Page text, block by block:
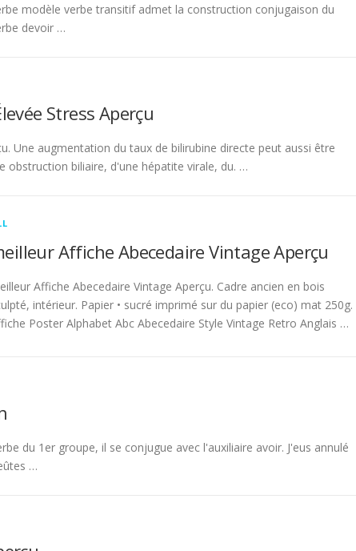
modèle verbe transitif admet la construction conjugaison du
devoir …
Stress Aperçu
Une augmentation du taux de bilirubine directe peut aussi être
obstruction biliaire, d'une hépatite virale, du. …
Affiche Abecedaire Vintage Aperçu
Affiche Abecedaire Vintage Aperçu. Cadre ancien en bois
intérieur. Papier • sucré imprimé sur du papier (eco) mat 250g.
Poster Alphabet Abc Abecedaire Style Vintage Retro Anglais …
du 1er groupe, il se conjugue avec l'auxiliaire avoir. J'eus annulé
…